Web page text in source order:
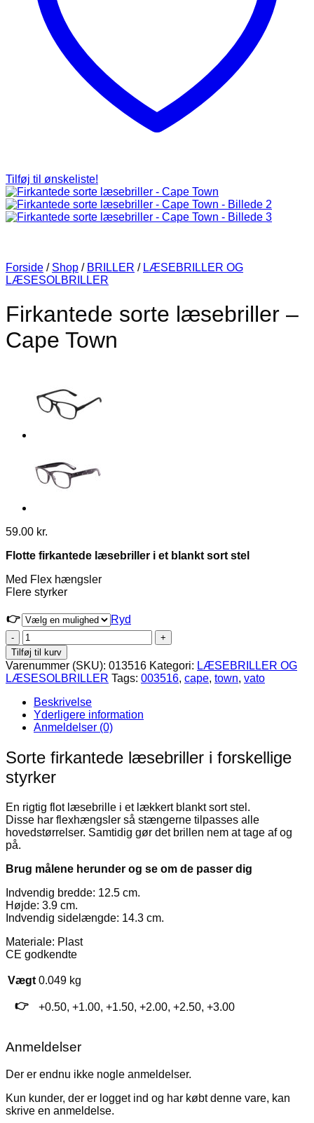
Tilføj til ønskeliste!
Forside / Shop / BRILLER / LÆSEBRILLER OG
LÆSESOLBRILLER
Firkantede sorte læsebriller –
Cape Town
59.00 kr.
Flotte firkantede læsebriller i et blankt sort stel
Med Flex hængsler
Flere styrker
👉
Ryd
Firkantede
sorte
læsebriller
-
Cape
Town
antal
Tilføj til kurv
Varenummer (SKU): 013516 Kategori: LÆSEBRILLER OG
LÆSESOLBRILLER Tags: 003516, cape, town, vato
Beskrivelse
Yderligere information
Anmeldelser (0)
Sorte firkantede læsebriller i forskellige
styrker
En rigtig flot læsebrille i et lækkert blankt sort stel.
Disse har flexhængsler så stængerne tilpasses alle
hovedstørrelser. Samtidig gør det brillen nem at tage af og
på.
Brug målene herunder og se om de passer dig
Indvendig bredde: 12.5 cm.
Højde: 3.9 cm.
Indvendig sidelængde: 14.3 cm.
Materiale: Plast
CE godkendte
Vægt 0.049 kg
👉 +0.50, +1.00, +1.50, +2.00, +2.50, +3.00
Anmeldelser
Der er endnu ikke nogle anmeldelser.
Kun kunder, der er logget ind og har købt denne vare, kan
skrive en anmeldelse.